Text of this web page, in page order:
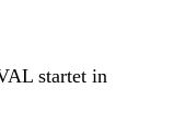
startet in